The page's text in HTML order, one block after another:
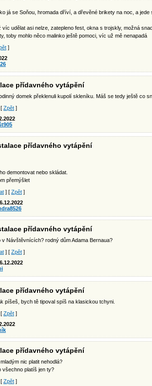
já se Soňou, hromada dříví, a dřevěné brikety na noc, a jede
víc udělat asi nelze, zatepleno fest, okna s trojskly, možná
toby mohlo něco malinko ještě pomoci, víc už mě nenapadá
]
přídavného vytápění
domek překlenuli kupolí skleníku. Máš se tedy ještě co
Zpět ]
přídavného vytápění
demontovat nebo skládat.
přemýšlet
] [ Zpět ]
přídavného vytápění
v Návštěvnících? rodný dům Adama Bernaua?
] [ Zpět ]
přídavného vytápění
píšeš, bych tě tipoval spíš na klasickou tchyni.
Zpět ]
přídavného vytápění
nic platit nehodlá?
všechno platíš jen ty?
Zpět ]